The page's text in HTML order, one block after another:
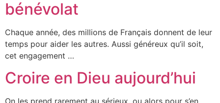
bénévolat
Chaque année, des millions de Français donnent de leur
temps pour aider les autres. Aussi généreux qu’il soit,
cet engagement …
Croire en Dieu aujourd’hui
On les prend rarement au sérieux, ou alors pour s’en